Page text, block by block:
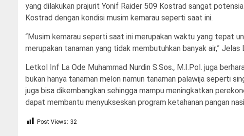
yang dilakukan prajurit Yonif Raider 509 Kostrad sangat
Kostrad dengan kondisi musim kemarau seperti saat ini.
“Musim kemarau seperti saat ini merupakan waktu yang tepat
merupakan tanaman yang tidak membutuhkan banyak air,”
Letkol Inf La Ode Muhammad Nurdin S.Sos., M.I.Pol. juga
bukan hanya tanaman melon namun tanaman palawija seperti
juga bisa dikembangkan sehingga mampu meningkatkan
dapat membantu menyukseskan program ketahanan pangan
Post Views: 32